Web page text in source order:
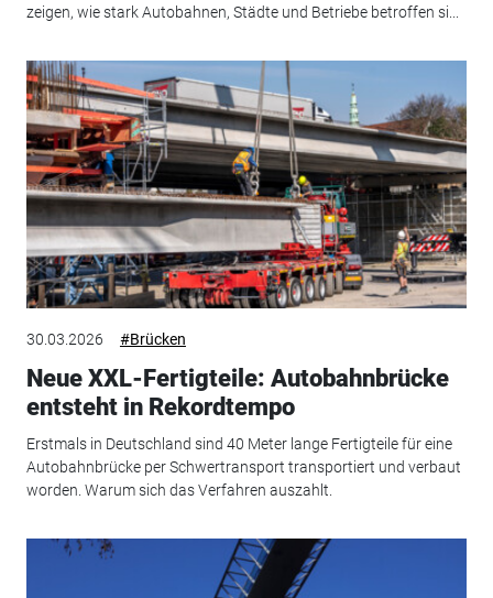
zeigen, wie stark Autobahnen, Städte und Betriebe betroffen si...
30.03.2026 #Brücken
Neue XXL-Fertigteile: Autobahnbrücke
entsteht in Rekordtempo
Erstmals in Deutschland sind 40 Meter lange Fertigteile für eine
Autobahnbrücke per Schwertransport transportiert und verbaut
worden. Warum sich das Verfahren auszahlt.